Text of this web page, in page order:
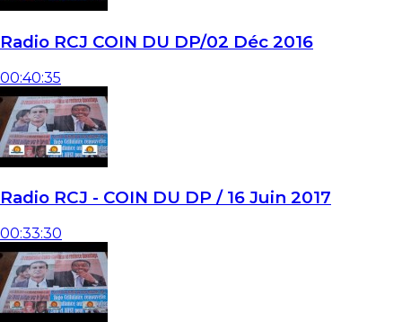
Radio RCJ COIN DU DP/02 Déc 2016
00:40:35
Radio RCJ - COIN DU DP / 16 Juin 2017
00:33:30